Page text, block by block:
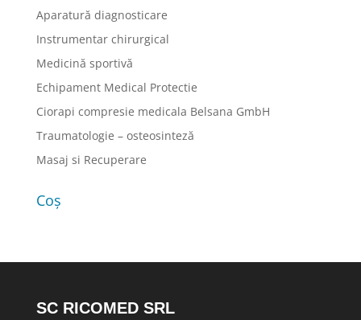
Aparatură diagnosticare
Instrumentar chirurgical
Medicină sportivă
Echipament Medical Protectie
Ciorapi compresie medicala Belsana GmbH
Traumatologie – osteosinteză
Masaj si Recuperare
Coș
SC RICOMED SRL